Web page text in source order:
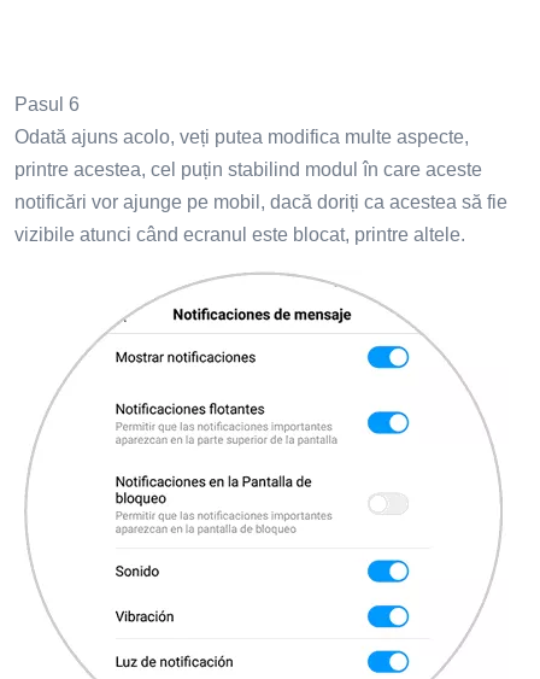
Pasul 6
Odată ajuns acolo, veți putea modifica multe aspecte,
printre acestea, cel puțin stabilind modul în care aceste
notificări vor ajunge pe mobil, dacă doriți ca acestea să fie
vizibile atunci când ecranul este blocat, printre altele.